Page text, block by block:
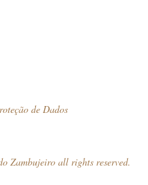
de Dados
Zambujeiro all rights reserved.